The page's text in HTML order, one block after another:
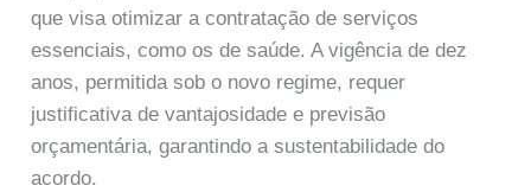
que visa otimizar a contratação de serviços
essenciais, como os de saúde. A vigência de dez
anos, permitida sob o novo regime, requer
justificativa de vantajosidade e previsão
orçamentária, garantindo a sustentabilidade do
acordo.